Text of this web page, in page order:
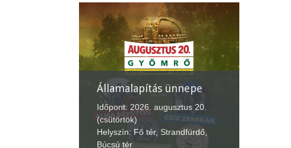
XII. Gyömrői
Lecsófesztivál
Időpont: 2026. szeptember 4-6.
(péntek-vasárnap)
Helyszín: Búcsú tér